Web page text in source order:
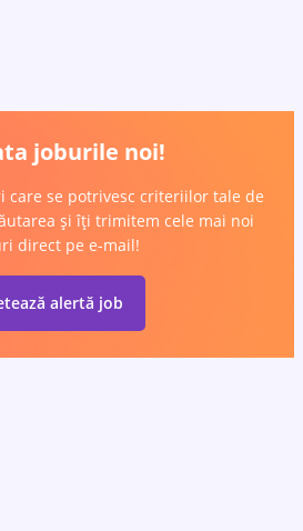
joburile noi!
care se potrivesc criteriilor tale de
și îți trimitem cele mai noi
direct pe e-mail!
alertă job